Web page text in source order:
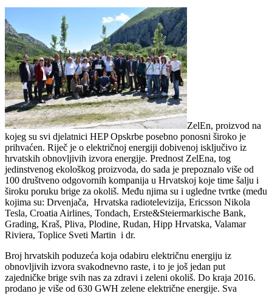
ZelEn, proizvod na
kojeg su svi djelatnici HEP Opskrbe posebno ponosni široko je
prihvaćen. Riječ je o električnoj energiji dobivenoj isključivo iz
hrvatskih obnovljivih izvora energije. Prednost ZelEna, tog
jedinstvenog ekološkog proizvoda, do sada je prepoznalo više od
100 društveno odgovornih kompanija u Hrvatskoj koje time šalju i
široku poruku brige za okoliš. Među njima su i ugledne tvrtke (među
kojima su: Drvenjača, Hrvatska radiotelevizija, Ericsson Nikola
Tesla, Croatia Airlines, Tondach, Erste&Steiermarkische Bank,
Grading, Kraš, Pliva, Plodine, Rudan, Hipp Hrvatska, Valamar
Riviera, Toplice Sveti Martin i dr.
Broj hrvatskih poduzeća koja odabiru električnu energiju iz
obnovljivih izvora svakodnevno raste, i to je još jedan put
zajedničke brige svih nas za zdravi i zeleni okoliš. Do kraja 2016.
prodano je više od 630 GWH zelene električne energije. Sva